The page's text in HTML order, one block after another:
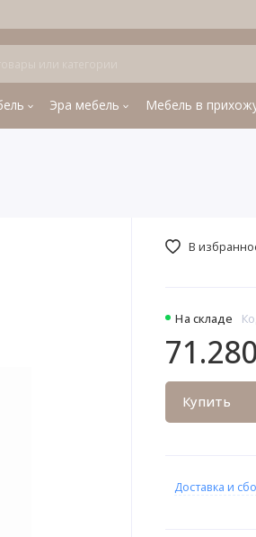
Эра мебель Мебель в
На складе
Купить
В
Доставка и